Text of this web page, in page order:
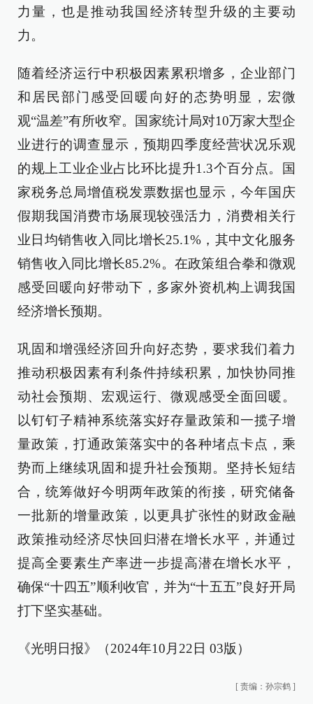
力量，也是推动我国经济转型升级的主要动
力。
随着经济运行中积极因素累积增多，企业部门
和居民部门感受回暖向好的态势明显，宏微
观“温差”有所收窄。国家统计局对10万家大型企
业进行的调查显示，预期四季度经营状况乐观
的规上工业企业占比环比提升1.3个百分点。国
家税务总局增值税发票数据也显示，今年国庆
假期我国消费市场展现较强活力，消费相关行
业日均销售收入同比增长25.1%，其中文化服务
销售收入同比增长85.2%。在政策组合拳和微观
感受回暖向好带动下，多家外资机构上调我国
经济增长预期。
巩固和增强经济回升向好态势，要求我们着力
推动积极因素有利条件持续积累，加快协同推
动社会预期、宏观运行、微观感受全面回暖。
以钉钉子精神系统落实好存量政策和一揽子增
量政策，打通政策落实中的各种堵点卡点，乘
势而上继续巩固和提升社会预期。坚持长短结
合，统筹做好今明两年政策的衔接，研究储备
一批新的增量政策，以更具扩张性的财政金融
政策推动经济尽快回归潜在增长水平，并通过
提高全要素生产率进一步提高潜在增长水平，
确保“十四五”顺利收官，并为“十五五”良好开局
打下坚实基础。
《光明日报》（2024年10月22日 03版）
[ 责编：孙宗鹤 ]